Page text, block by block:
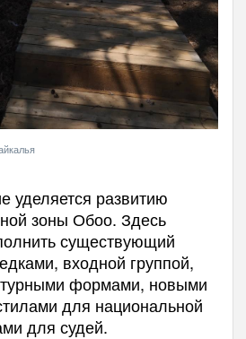
уделяется развитию
зоны Обоо. Здесь
существующий
входной группой,
формами, новыми
для национальной
для судей.